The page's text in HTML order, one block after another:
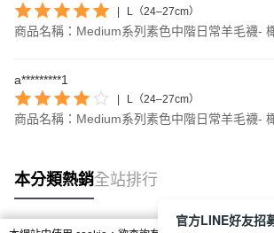
L（24–27cm）
商品名稱：Medium系列素色中階日常羊毛襪-
a*********1
L（24–27cm）
商品名稱：Medium系列素色中階日常羊毛襪-
本分類熱銷全站排行
官方LINE好友招